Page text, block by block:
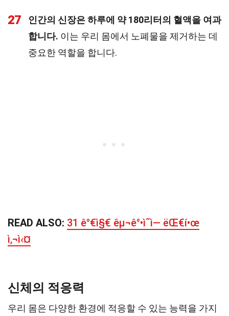
27
인간의 신장은 하루에 약 180리터의 혈액을 여과
합니다. 이는 우리 몸에서 노폐물을 제거하는 데
중요한 역할을 합니다.
READ ALSO: 31 ê°€ì§€ êµ¬ê°•ì˜ì— ëŒ€í•œ
ì‚¬ì‹¤
신체의 적응력
우리 몸은 다양한 환경에 적응할 수 있는 능력을 가지